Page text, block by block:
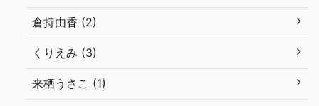
倉持由香 (2)
くりえみ (3)
来栖うさこ (1)